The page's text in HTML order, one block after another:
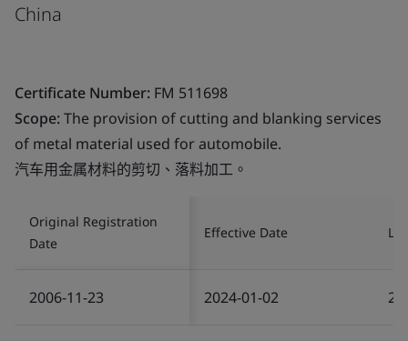
China
Certificate Number: FM 511698
Scope:The provision of cutting and blanking services
of metal material used for automobile.
汽车用金属材料的剪切、落料加工。
Original Registration
Date
Effective Date
2006-11-23 2024-01-02